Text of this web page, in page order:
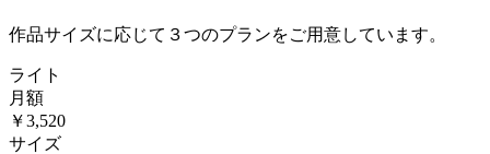
作品サイズに応じて３つのプランをご用意しています。
ライト
月額
￥3,520
サイズ